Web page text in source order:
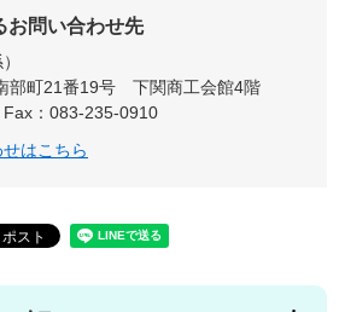
お問い合わせ先
部町21番19号 下関商工会館4階
Fax：083-235-0910
はこちら